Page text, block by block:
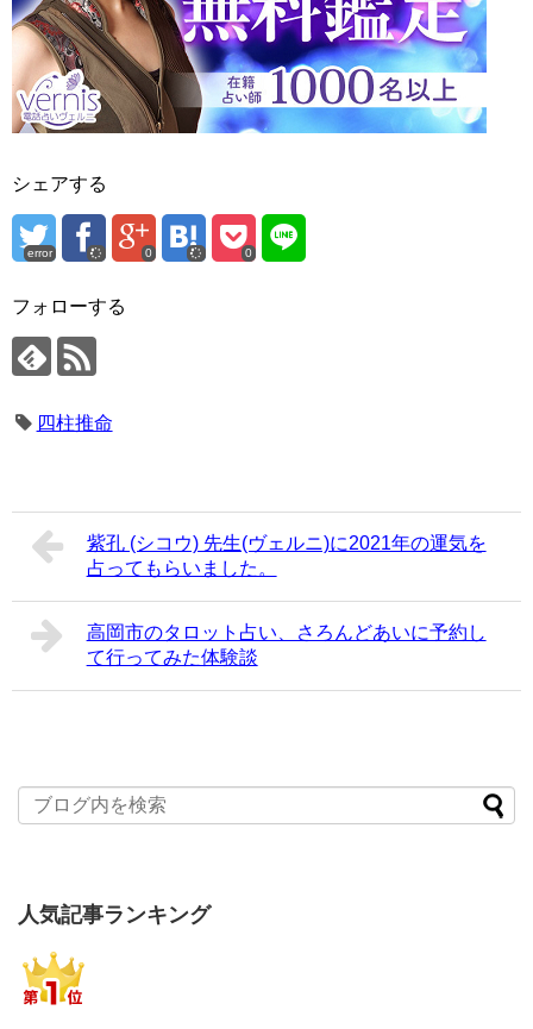
シェアする
error 0 0
フォローする
四柱推命
紫孔 (シコウ) 先生(ヴェルニ)に2021年の運気を
占ってもらいました。
高岡市のタロット占い、さろんどあいに予約し
て行ってみた体験談
人気記事ランキング